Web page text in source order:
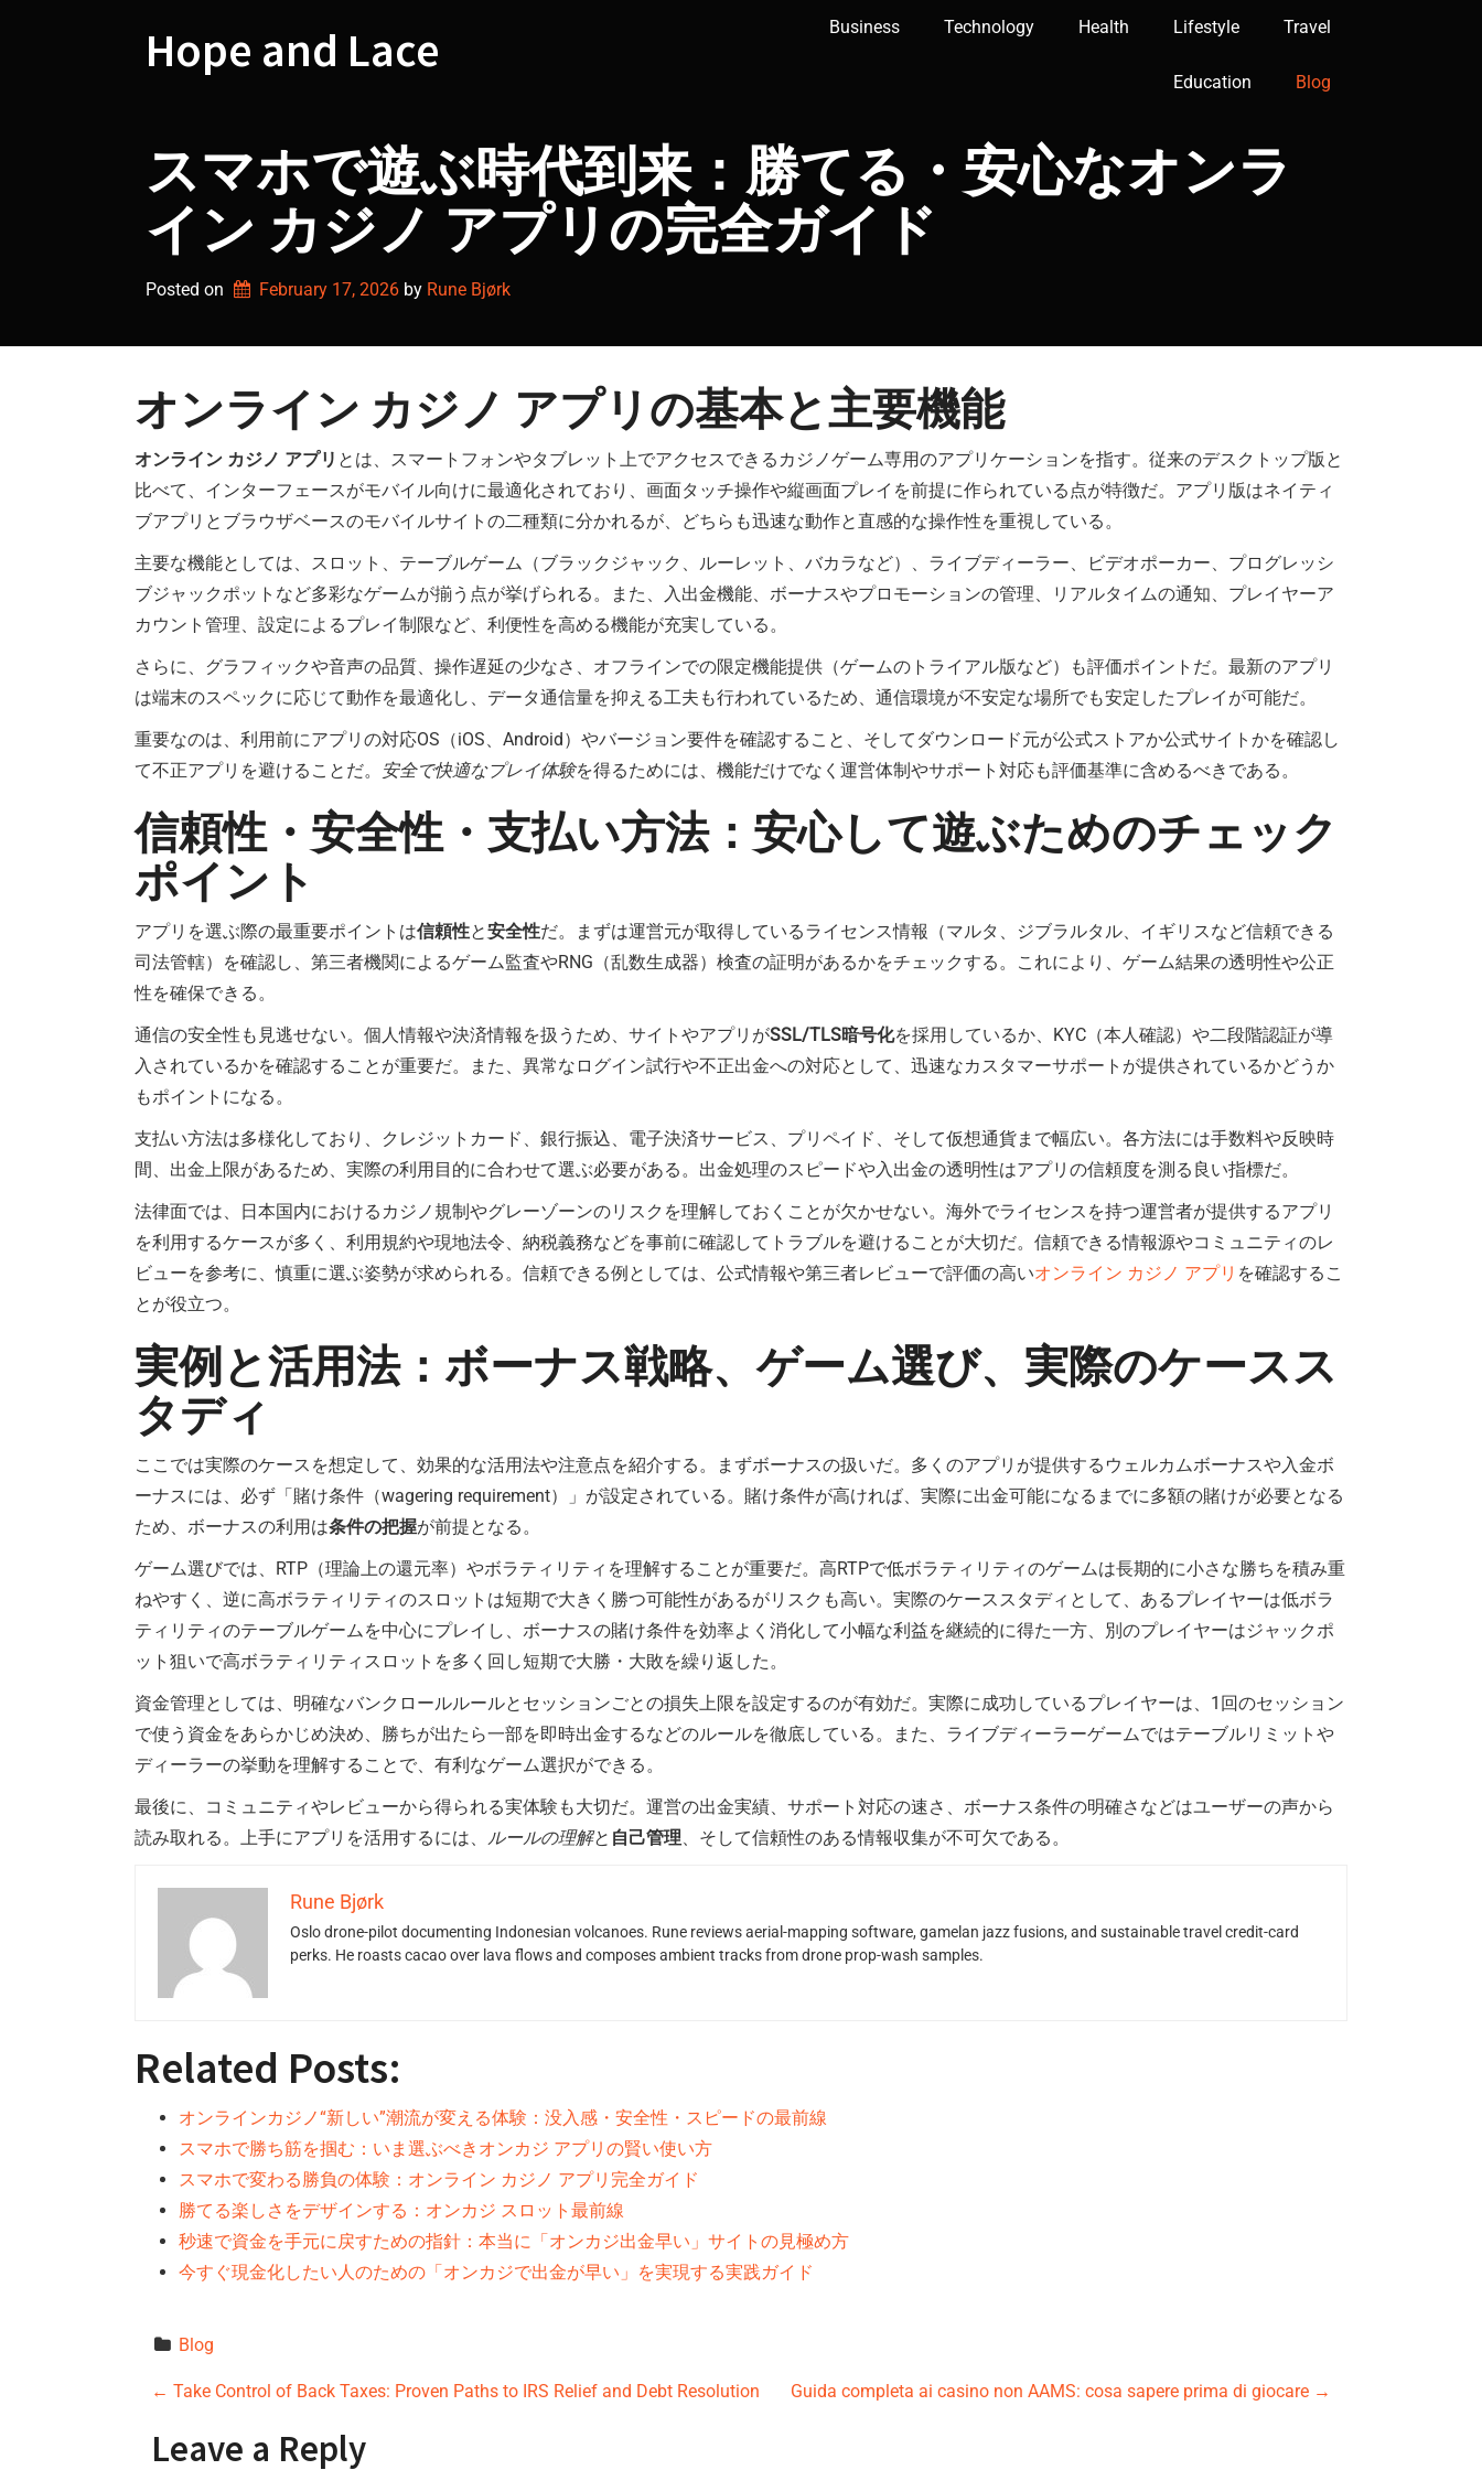
Hope and Lace Business Technology Health Lifestyle Travel
Education Blog
スマホで遊ぶ時代到来：勝てる・安心なオンラ
イン カジノ アプリ の完全ガイド
Posted on February 17, 2026 by Rune Bjørk
オンライン カジノ アプリの基本と主要機能
オンライン カジノ アプリ とは、スマートフォンやタブレット上でアクセスできるカジノゲーム専用のアプリケーションを指す。従来のデスクトップ版と
比べて、インターフェースがモバイル向けに最適化されており、画面タッチ操作や縦画面プレイを前提に作られている点が特徴だ。アプリ版はネイティ
ブアプリとブラウザベースのモバイルサイトの二種類に分かれるが、どちらも迅速な動作と直感的な操作性を重視している。
主要な機能としては、スロット、テーブルゲーム（ブラックジャック、ルーレット、バカラなど）、ライブディーラー、ビデオポーカー、プログレッシ
ブジャックポットなど多彩なゲームが揃う点が挙げられる。また、入出金機能、ボーナスやプロモーションの管理、リアルタイムの通知、プレイヤーア
カウント管理、設定によるプレイ制限など、利便性を高める機能が充実している。
さらに、グラフィックや音声の品質、操作遅延の少なさ、オフラインでの限定機能提供（ゲームのトライアル版など）も評価ポイントだ。最新のアプリ
は端末のスペックに応じて動作を最適化し、データ通信量を抑える工夫も行われているため、通信環境が不安定な場所でも安定したプレイが可能だ。
重要なのは、利用前にアプリの対応OS（iOS、Android）やバージョン要件を確認すること、そしてダウンロード元が公式ストアか公式サイトかを確認し
て不正アプリを避けることだ。
安全で快適なプレイ体験を得るためには、機能だけでなく運営体制やサポート対応も評価基準に含めるべきである。
信頼性・安全性・支払い方法：安心して遊ぶためのチェック
ポイント
アプリを選ぶ際の最重要ポイントは信頼性と安全性だ。まずは運営元が取得しているライセンス情報（マルタ、ジブラルタル、イギリスなど信頼できる
司法管轄）を確認し、第三者機関によるゲーム監査やRNG（乱数生成器）検査の証明があるかをチェックする。これにより、ゲーム結果の透明性や公正
性を確保できる。
通信の安全性も見逃せない。個人情報や決済情報を扱うため、サイトやアプリがSSL/TLS暗号化を採用しているか、KYC（本人確認）や二段階認証が導
入されているかを確認することが重要だ。また、異常なログイン試行や不正出金への対応として、迅速なカスタマーサポートが提供されているかどうか
もポイントになる。
支払い方法は多様化しており、クレジットカード、銀行振込、電子決済サービス、プリペイド、そして仮想通貨まで幅広い。各方法には手数料や反映時
間、出金上限があるため、実際の利用目的に合わせて選ぶ必要がある。出金処理のスピードや入出金の透明性はアプリの信頼度を測る良い指標だ。
法律面では、日本国内におけるカジノ規制やグレーゾーンのリスクを理解しておくことが欠かせない。海外でライセンスを持つ運営者が提供するアプリ
を利用するケースが多く、利用規約や現地法令、納税義務などを事前に確認してトラブルを避けることが大切だ。信頼できる情報源やコミュニティのレ
ビューを参考に、慎重に選ぶ姿勢が求められる。信頼できる例としては、公式情報や第三者レビューで評価の高いオンライン カジノ アプリ を確認するこ
とが役立つ。
実例と活用法：ボーナス戦略、ゲーム選び、実際のケースス
タディ
ここでは実際のケースを想定して、効果的な活用法や注意点を紹介する。まずボーナスの扱いだ。多くのアプリが提供するウェルカムボーナスや入金ボ
ーナスには、必ず「賭け条件（wagering requirement）」が設定されている。賭け条件が高ければ、実際に出金可能になるまでに多額の賭けが必要となる
ため、ボーナスの利用は条件の把握が前提となる。
ゲーム選びでは、RTP（理論上の還元率）やボラティリティを理解することが重要だ。高RTPで低ボラティリティのゲームは長期的に小さな勝ちを積み重
ねやすく、逆に高ボラティリティのスロットは短期で大きく勝つ可能性があるがリスクも高い。実際のケーススタディとして、あるプレイヤーは低ボラ
ティリティのテーブルゲームを中心にプレイし、ボーナスの賭け条件を効率よく消化して小幅な利益を継続的に得た一方、別のプレイヤーはジャックポ
ット狙いで高ボラティリティスロットを多く回し短期で大勝・大敗を繰り返した。
資金管理としては、明確なバンクロールルールとセッションごとの損失上限を設定するのが有効だ。実際に成功しているプレイヤーは、1回のセッション
で使う資金をあらかじめ決め、勝ちが出たら一部を即時出金するなどのルールを徹底している。また、ライブディーラーゲームではテーブルリミットや
ディーラーの挙動を理解することで、有利なゲーム選択ができる。
最後に、コミュニティやレビューから得られる実体験も大切だ。運営の出金実績、サポート対応の速さ、ボーナス条件の明確さなどはユーザーの声から
読み取れる。上手にアプリを活用するには、 ルールの理解と 自己管理、そして信頼性のある情報収集が不可欠である。
Rune Bjørk
Oslo drone-pilot documenting Indonesian volcanoes. Rune reviews aerial-mapping software, gamelan jazz fusions, and sustainable travel credit-card
perks. He roasts cacao over lava flows and composes ambient tracks from drone prop-wash samples.
Related Posts:
オンラインカジノ“新しい”潮流が変える体験：没入感・安全性・スピードの最前線
スマホで勝ち筋を掴む：いま選ぶべきオンカジ アプリの賢い使い方
スマホで変わる勝負の体験：オンライン カジノ アプリ完全ガイド
勝てる楽しさをデザインする：オンカジ スロット最前線
秒速で資金を手元に戻すための指針：本当に「オンカジ出金早い」サイトの見極め方
今すぐ現金化したい人のための「オンカジで出金が早い」を実現する実践ガイド
Blog
P
o
← Take Control of Back Taxes: Proven Paths to IRS Relief and Debt Resolution Guida completa ai casino non AAMS: cosa sapere prima di giocare →
Leave a Reply